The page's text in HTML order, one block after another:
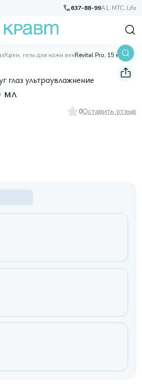
637-88-99A1, МТС, Life
Крем, гель для кожи векRevital Pro, 15 мл
глаз ультраувлажнение
мл
0Оставить отзыв